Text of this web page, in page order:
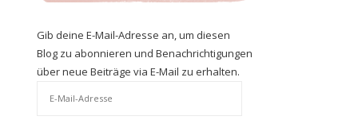
Gib deine E-Mail-Adresse an, um diesen
Blog zu abonnieren und Benachrichtigungen
über neue Beiträge via E-Mail zu erhalten.